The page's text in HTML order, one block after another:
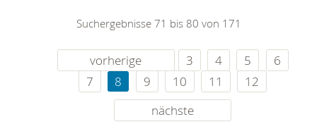
Suchergebnisse 71 bis 80 von 171
vorherige 3 4 5
6
7
8 9 10 11
12
nächste